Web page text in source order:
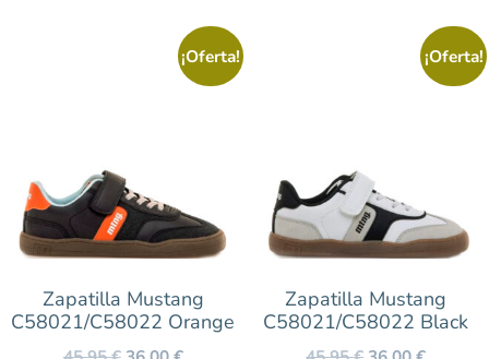
¡Oferta!
Zapatilla Mustang
C58021/C58022 Orange
¡Oferta!
Zapatilla Mustang
C58021/C58022 Black